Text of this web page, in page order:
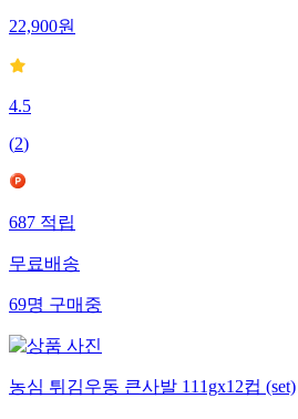
22,900원
4.5
(2)
687적립
무료배송
69명구매중
농심 튀김우동 큰사발 111gx12컵 (set)